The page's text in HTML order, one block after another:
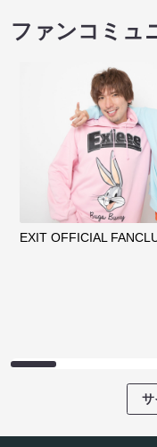
ファンコミュ
EXIT OFFICIAL
サ